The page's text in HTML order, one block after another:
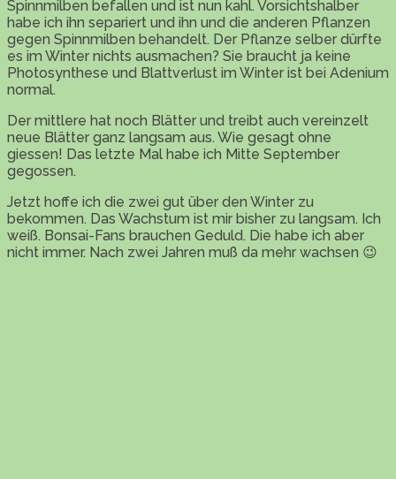
Spinnmilben befallen und ist nun kahl. Vorsichtshalber
habe ich ihn separiert und ihn und die anderen Pflanzen
gegen Spinnmilben behandelt. Der Pflanze selber dürfte
es im Winter nichts ausmachen? Sie braucht ja keine
Photosynthese und Blattverlust im Winter ist bei Adenium
normal.
Der mittlere hat noch Blätter und treibt auch vereinzelt
neue Blätter ganz langsam aus. Wie gesagt ohne
giessen! Das letzte Mal habe ich Mitte September
gegossen.
Jetzt hoffe ich die zwei gut über den Winter zu
bekommen. Das Wachstum ist mir bisher zu langsam. Ich
weiß. Bonsai-Fans brauchen Geduld. Die habe ich aber
nicht immer. Nach zwei Jahren muß da mehr wachsen 😉